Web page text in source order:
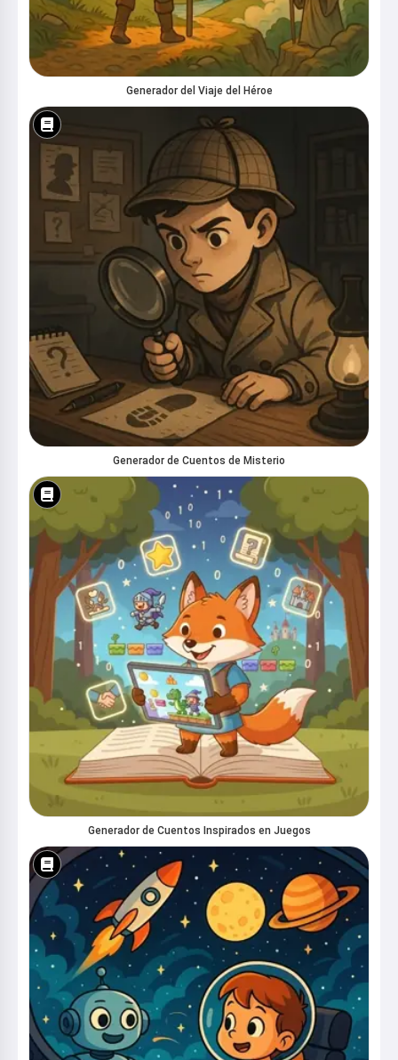
Generador del Viaje del Héroe
Generador de Cuentos de Misterio
Generador de Cuentos Inspirados en Juegos